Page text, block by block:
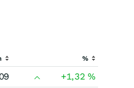
%
+1,32%